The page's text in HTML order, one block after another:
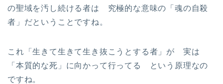
の聖域を汚し続ける者は 究極的な意味の「魂の自殺
者」だということですね。
これ「生きて生きて生き抜こうとする者」が 実は
「本質的な死」に向かって行ってる という原理なの
ですね。